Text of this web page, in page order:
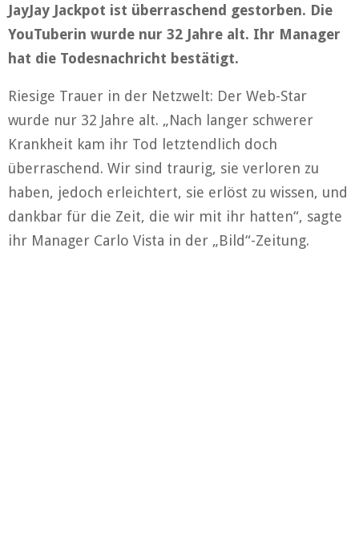
JayJay Jackpot ist überraschend gestorben. Die
YouTuberin wurde nur 32 Jahre alt. Ihr Manager
hat die Todesnachricht bestätigt.
Riesige Trauer in der Netzwelt: Der Web-Star
wurde nur 32 Jahre alt. „Nach langer schwerer
Krankheit kam ihr Tod letztendlich doch
überraschend. Wir sind traurig, sie verloren zu
haben, jedoch erleichtert, sie erlöst zu wissen, und
dankbar für die Zeit, die wir mit ihr hatten“, sagte
ihr Manager Carlo Vista in der „Bild“-Zeitung.